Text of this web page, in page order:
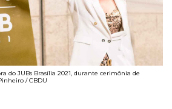
do JUBs Brasília 2021, durante cerimônia de
/ CBDU